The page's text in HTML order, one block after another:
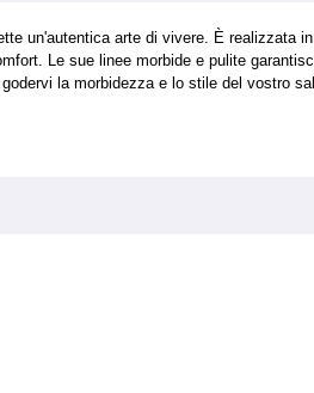
un'autentica arte di vivere. È realizzata
Le sue linee morbide e pulite
la morbidezza e lo stile del vostro